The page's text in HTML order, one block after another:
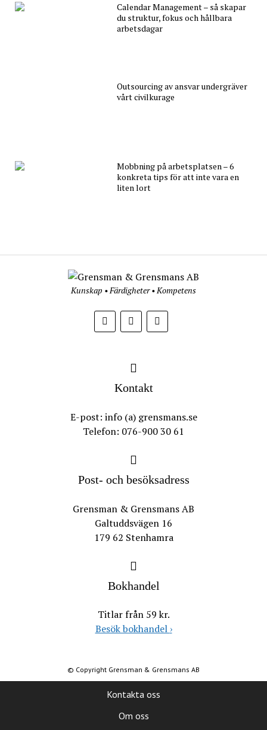
Calendar Management – så skapar
du struktur, fokus och hållbara
arbetsdagar
Outsourcing av ansvar undergräver
vårt civilkurage
Mobbning på arbetsplatsen – 6
konkreta tips för att inte vara en
liten lort
Kunskap • Färdigheter • Kompetens
Kontakt
E-post: info (a) grensmans.se
Telefon: 076-900 30 61
Post- och besöksadress
Grensman & Grensmans AB
Galtuddsvägen 16
179 62 Stenhamra
Bokhandel
Titlar från 59 kr.
Besök bokhandel ›
© Copyright Grensman & Grensmans AB
Kontakta oss
Om oss